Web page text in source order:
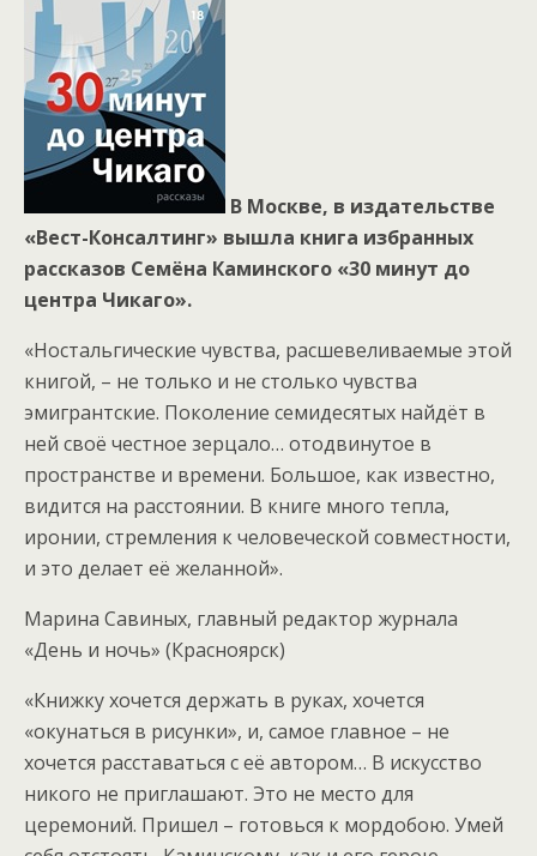
В Москве, в издательстве
«Вест-Консалтинг» вышла книга избранных
рассказов Семёна Каминского «30 минут до
центра Чикаго».
«Ностальгические чувства, расшевеливаемые этой
книгой, – не только и не столько чувства
эмигрантские. Поколение семидесятых найдёт в
ней своё честное зерцало… отодвинутое в
пространстве и времени. Большое, как известно,
видится на расстоянии. В книге много тепла,
иронии, стремления к человеческой совместности,
и это делает её желанной».
Марина Савиных, главный редактор журнала
«День и ночь» (Красноярск)
«Книжку хочется держать в руках, хочется
«окунаться в рисунки», и, самое главное – не
хочется расставаться с её автором… В искусство
никого не приглашают. Это не место для
церемоний. Пришел – готовься к мордобою. Умей